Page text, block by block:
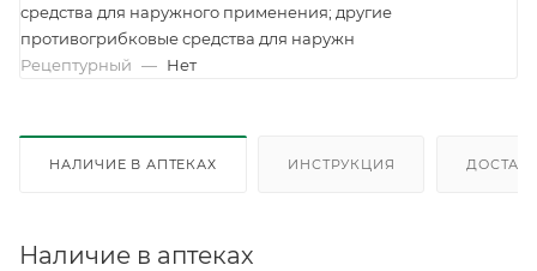
средства для наружного применения; другие
противогрибковые средства для наружн
Рецептурный — Нет
НАЛИЧИЕ В АПТЕКАХ ИНСТРУКЦИЯ
Наличие в аптеках